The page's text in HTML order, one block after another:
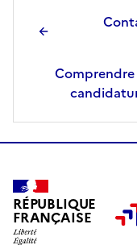
Comprendre
RÉPUBLIQUE
FRANÇAISE